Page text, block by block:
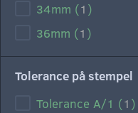
34mm (1 )
36mm (1 )
Tolerance på stempel
Tolerance A/1 (1 )